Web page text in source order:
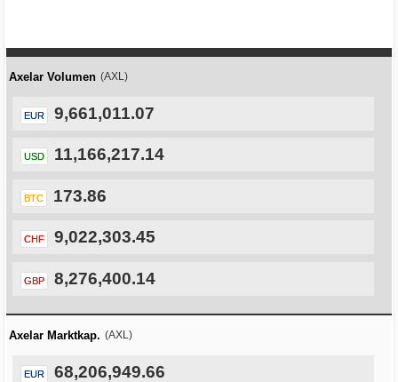
Axelar Volumen (AXL)
EUR 9,661,011.07
USD 11,166,217.14
BTC 173.86
CHF 9,022,303.45
GBP 8,276,400.14
Axelar Marktkap. (AXL)
EUR 68,206,949.66